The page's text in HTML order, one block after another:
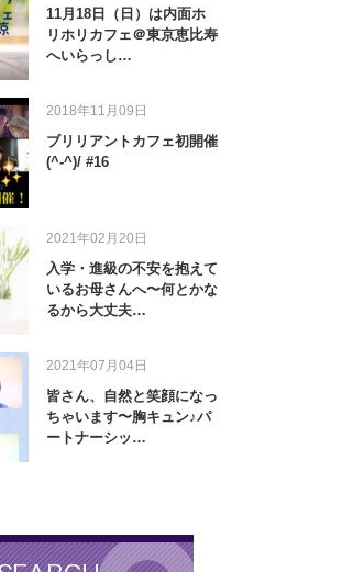
11月18日（日）は内面ホ
リホリカフェ＠東京恵比寿
へいらっし…
2018年11月09日
ブリリアントカフェ初開催
(^-^)/ #16
2021年02月20日
入学・進級の不安を抱えて
いるお母さんへ〜何とかな
るから大丈夫…
2021年07月04日
皆さん、自然と笑顔になっ
ちゃいます〜胸キュン♪パ
ートナーシッ…